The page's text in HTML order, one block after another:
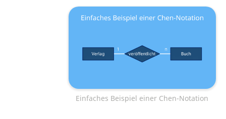
Einfaches Beispiel einer Chen-Notation